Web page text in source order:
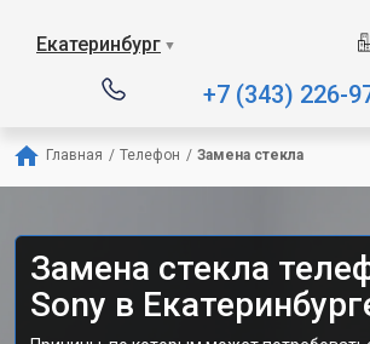
Екатеринбург ▼
+7 (343) 226-
Главная / Телефон / Замена стекла
Замена стекла
Sony в